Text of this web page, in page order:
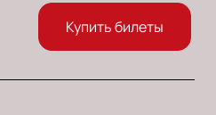
Купить билеты